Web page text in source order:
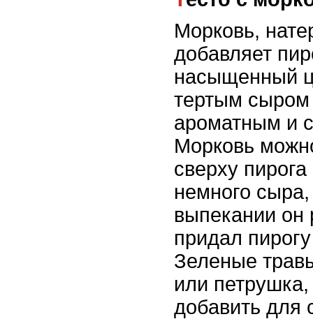
Морковь,
добавляет
насыщенный
тертым сыром
ароматным и
Морковь
сверху
немного
выпекании он
придал
Зеленые
или
добавить для